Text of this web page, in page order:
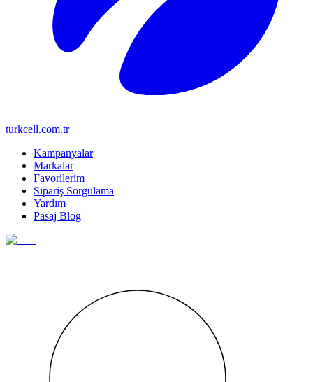
turkcell.com.tr
Kampanyalar
Markalar
Favorilerim
Sipariş Sorgulama
Yardım
Pasaj Blog